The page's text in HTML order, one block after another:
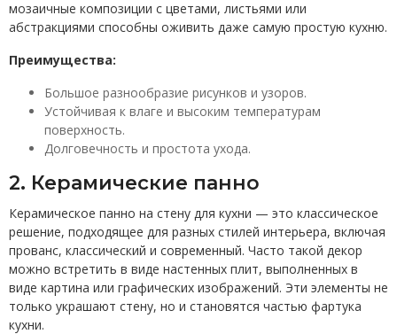
мозаичные композиции с цветами, листьями или
абстракциями способны оживить даже самую простую кухню.
Преимущества:
Большое разнообразие рисунков и узоров.
Устойчивая к влаге и высоким температурам
поверхность.
Долговечность и простота ухода.
2. Керамические панно
Керамическое панно на стену для кухни — это классическое
решение, подходящее для разных стилей интерьера, включая
прованс, классический и современный. Часто такой декор
можно встретить в виде настенных плит, выполненных в
виде картина или графических изображений. Эти элементы не
только украшают стену, но и становятся частью фартука
кухни.